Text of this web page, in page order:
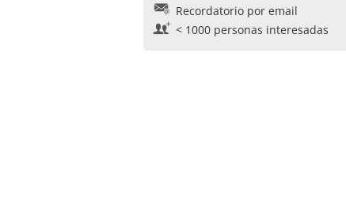
Recordatorio por email
< 1000 personas interesadas